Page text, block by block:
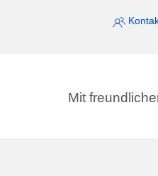
Mit